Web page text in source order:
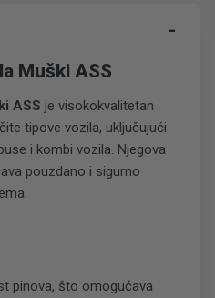
Muški ASS
ASS je visokokvalitetan
tipove vozila, uključujući
i kombi vozila. Njegova
pouzdano i sigurno
pinova, što omogućava
-